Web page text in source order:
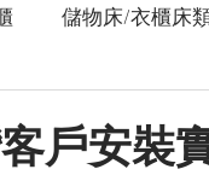
儲物床/衣櫃床
戶安裝